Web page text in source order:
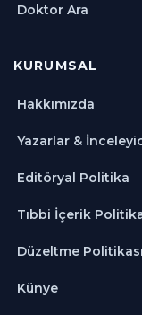
Doktor Ara
KURUMSAL
Hakkımızda
Yazarlar &
Editöryal Politika
Tıbbi İçerik
Düzeltme Politikası
Künye